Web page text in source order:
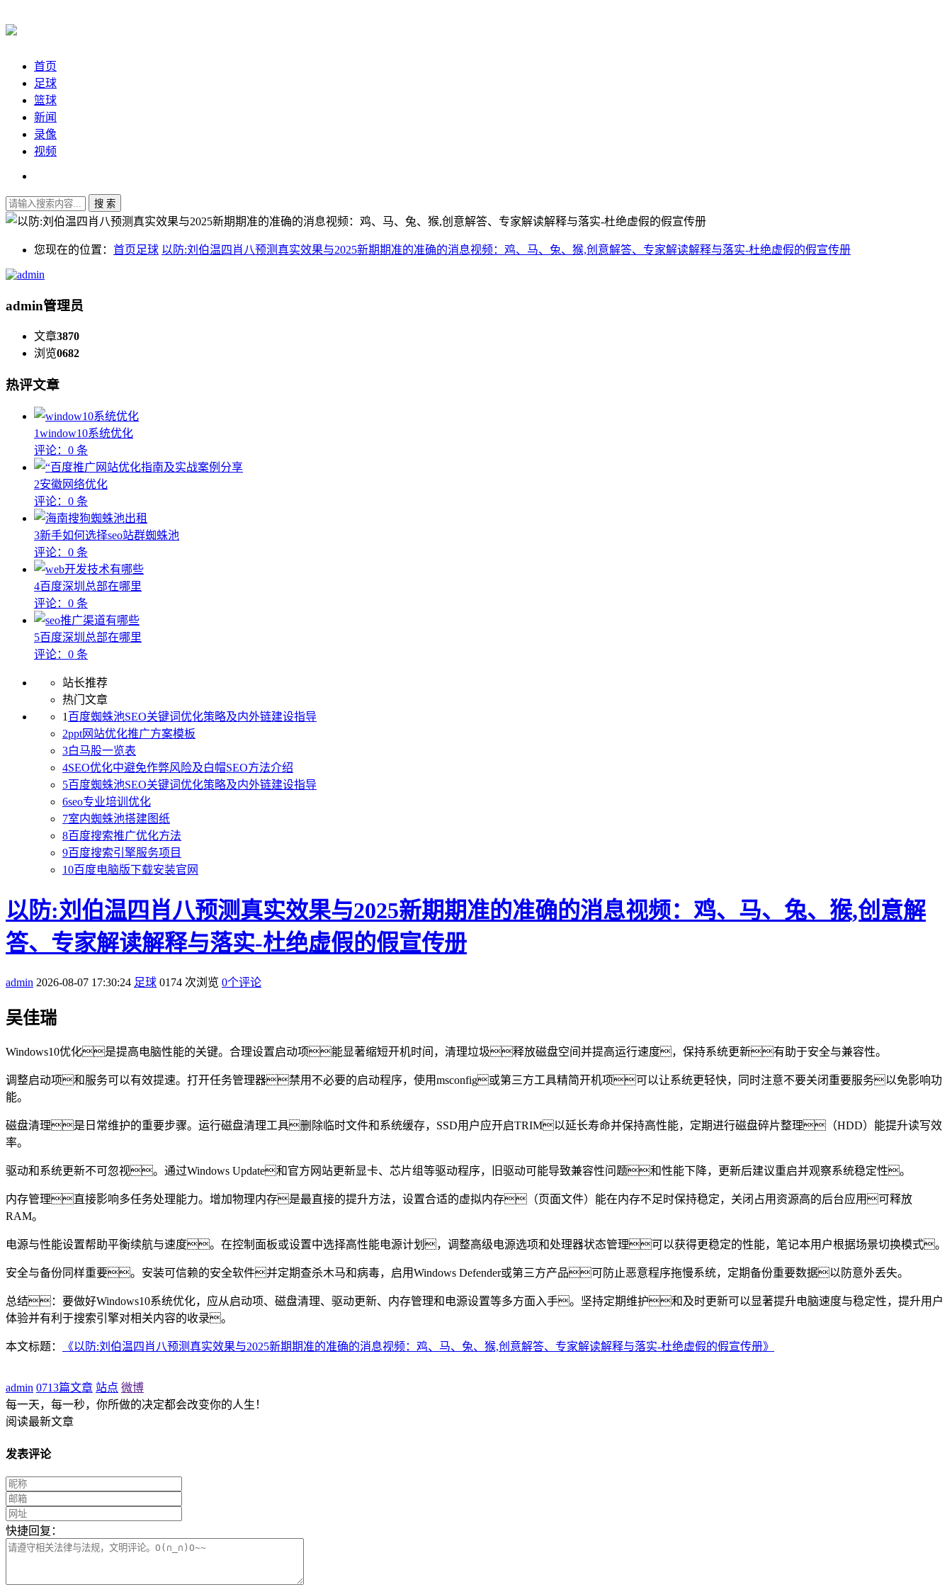
首页
足球
篮球
新闻
录像
视频
您现在的位置： 首页足球 以防:刘伯温四肖八预测真实效果与2025新期期准的准确的消息视频：鸡、马、兔、猴,创意解答、专家解读解释与落实​-杜绝虚假的假宣传册
admin管理员
文章3870
浏览0682
热评文章
1window10系统优化
评论：0 条
2安徽网络优化
评论：0 条
3新手如何选择seo站群蜘蛛池
评论：0 条
4百度深圳总部在哪里
评论：0 条
5百度深圳总部在哪里
评论：0 条
站长推荐
热门文章
1 百度蜘蛛池SEO关键词优化策略及内外链建设指导
2ppt网站优化推广方案模板
3白马股一览表
4SEO优化中避免作弊风险及白帽SEO方法介绍
5百度蜘蛛池SEO关键词优化策略及内外链建设指导
6seo专业培训优化
7室内蜘蛛池搭建图纸
8百度搜索推广优化方法
9百度搜索引擎服务项目
10百度电脑版下载安装官网
以防:刘伯温四肖八预测真实效果与2025新期期准的准确的消息视频：鸡、马、兔、猴,创意解
答、专家解读解释与落实​-杜绝虚假的假宣传册
admin 2026-08-07 17:30:24 足球 0174 次浏览 0个评论
吴佳瑞
Windows10优化是提高电脑性能的关键。合理设置启动项能显著缩短开机时间，清理垃圾释放磁盘空间并提高运行速度，保持系统更新有助于安全与兼容性。
调整启动项和服务可以有效提速。打开任务管理器禁用不必要的启动程序，使用msconfig或第三方工具精简开机项可以让系统更轻快，同时注意不要关闭重要服务以免影响功
能。
磁盘清理是日常维护的重要步骤。运行磁盘清理工具删除临时文件和系统缓存，SSD用户应开启TRIM以延长寿命并保持高性能，定期进行磁盘碎片整理（HDD）能提升读写效
率。
驱动和系统更新不可忽视。通过Windows Update和官方网站更新显卡、芯片组等驱动程序，旧驱动可能导致兼容性问题和性能下降，更新后建议重启并观察系统稳定性。
内存管理直接影响多任务处理能力。增加物理内存是最直接的提升方法，设置合适的虚拟内存（页面文件）能在内存不足时保持稳定，关闭占用资源高的后台应用可释放
RAM。
电源与性能设置帮助平衡续航与速度。在控制面板或设置中选择高性能电源计划，调整高级电源选项和处理器状态管理可以获得更稳定的性能，笔记本用户根据场景切换模式。
安全与备份同样重要。安装可信赖的安全软件并定期查杀木马和病毒，启用Windows Defender或第三方产品可防止恶意程序拖慢系统，定期备份重要数据以防意外丢失。
总结：要做好Windows10系统优化，应从启动项、磁盘清理、驱动更新、内存管理和电源设置等多方面入手。坚持定期维护和及时更新可以显著提升电脑速度与稳定性，提升用户
体验并有利于搜索引擎对相关内容的收录。
本文标题： 《以防:刘伯温四肖八预测真实效果与2025新期期准的准确的消息视频：鸡、马、兔、猴,创意解答、专家解读解释与落实​-杜绝虚假的假宣传册》
admin 0713篇文章 站点 微博
每一天，每一秒，你所做的决定都会改变你的人生！
阅读最新文章
发表评论
快捷回复：